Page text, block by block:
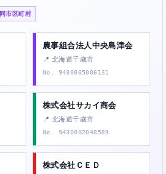
同市区町村
農事組合法人中央島津会
📍 北海道千歳市
No. 9430005006131
株式会社サカイ商会
📍 北海道千歳市
No. 9430002048589
株式会社ＣＥＤ